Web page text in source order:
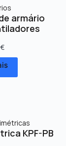
armário
€
KPF-PB